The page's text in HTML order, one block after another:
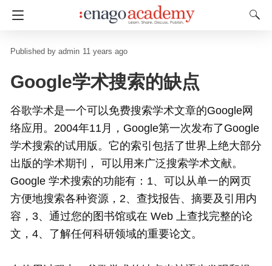
admin 11 years ago
Google学术搜索的缺点
谷歌学术是一个可以免费搜索学术文章的Google网
络应用。2004年11月，Google第一次发布了Google
学术搜索的试用版。它的索引包括了世界上绝大部分
出版的学术期刊， 可以用来广泛搜索学术文献。
Google 学术搜索的功能有：1、可以从单一的网页
方便地搜索各种资源，2、查找报告、摘要及引用内
容，3、通过您的图书馆或在 Web 上查找完整的论
文，4、了解任何科研领域的重要论文。